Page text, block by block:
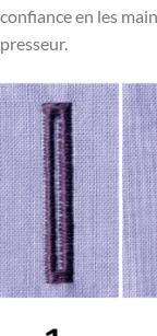
confiance en les
presseur.